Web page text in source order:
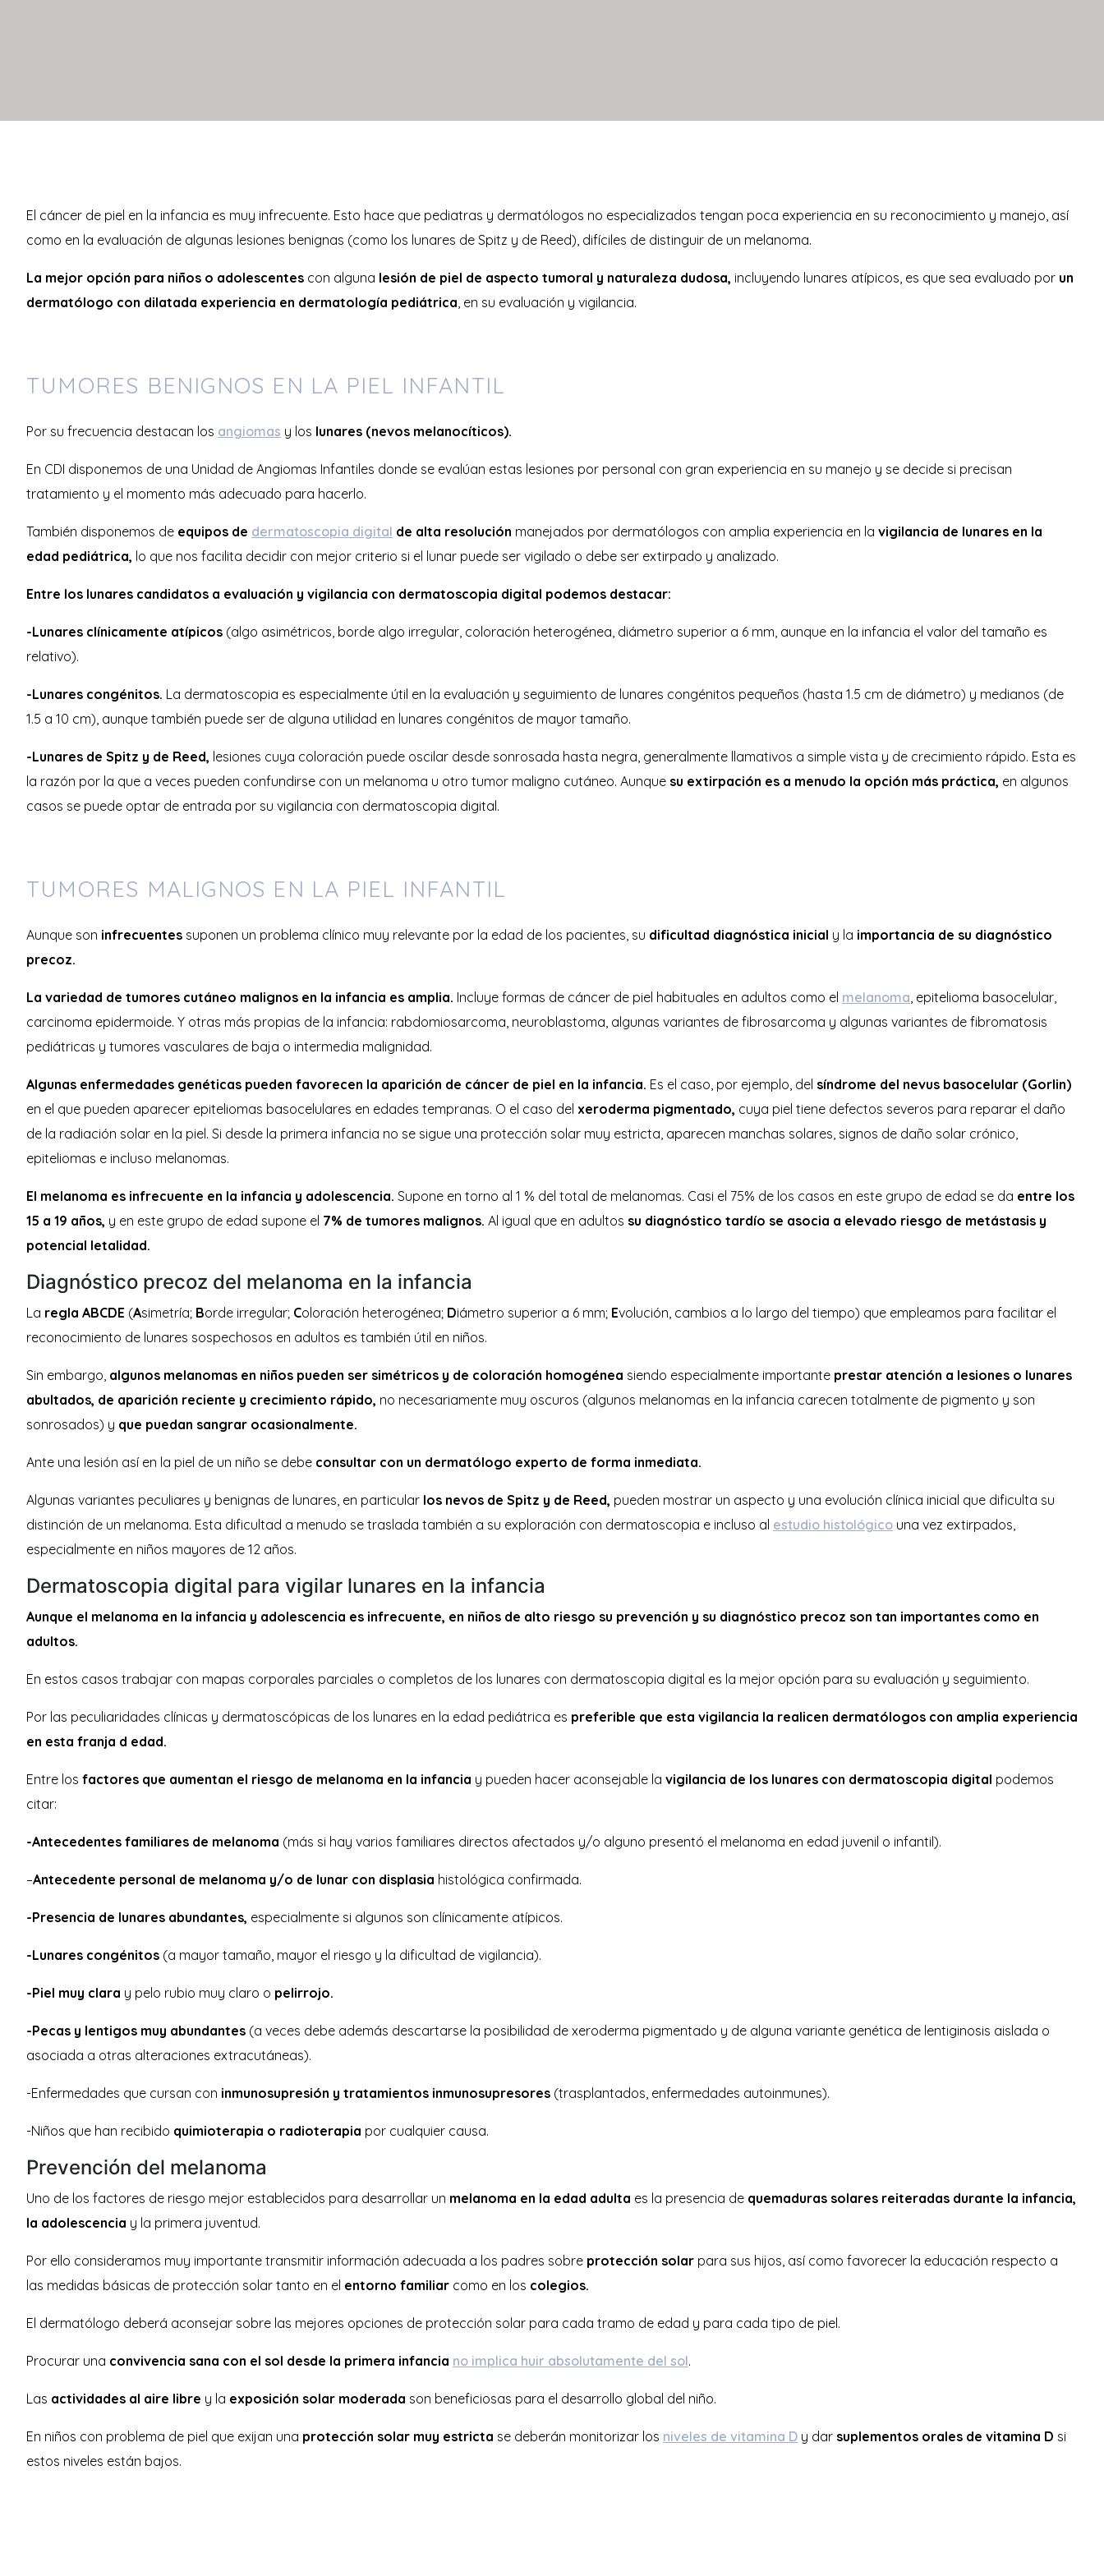
El cáncer de piel en la infancia es muy infrecuente. Esto hace que pediatras y dermatólogos no especializados tengan poca experiencia en su reconocimiento y manejo, así
como en la evaluación de algunas lesiones benignas (como los lunares de Spitz y de Reed), difíciles de distinguir de un melanoma.
La mejor opción para niños o adolescentes con alguna lesión de piel de aspecto tumoral y naturaleza dudosa, incluyendo lunares atípicos, es que sea evaluado por un
dermatólogo con dilatada experiencia en dermatología pediátrica, en su evaluación y vigilancia.
TUMORES BENIGNOS EN LA PIEL INFANTIL
Por su frecuencia destacan los angiomas y los lunares (nevos melanocíticos).
En CDI disponemos de una Unidad de Angiomas Infantiles donde se evalúan estas lesiones por personal con gran experiencia en su manejo y se decide si precisan
tratamiento y el momento más adecuado para hacerlo.
También disponemos de equipos de dermatoscopia digital de alta resolución manejados por dermatólogos con amplia experiencia en la vigilancia de lunares en la
edad pediátrica, lo que nos facilita decidir con mejor criterio si el lunar puede ser vigilado o debe ser extirpado y analizado.
Entre los lunares candidatos a evaluación y vigilancia con dermatoscopia digital podemos destacar:
-Lunares clínicamente atípicos (algo asimétricos, borde algo irregular, coloración heterogénea, diámetro superior a 6 mm, aunque en la infancia el valor del tamaño es
relativo).
-Lunares congénitos. La dermatoscopia es especialmente útil en la evaluación y seguimiento de lunares congénitos pequeños (hasta 1.5 cm de diámetro) y medianos (de
1.5 a 10 cm), aunque también puede ser de alguna utilidad en lunares congénitos de mayor tamaño.
-Lunares de Spitz y de Reed, lesiones cuya coloración puede oscilar desde sonrosada hasta negra, generalmente llamativos a simple vista y de crecimiento rápido. Esta es
la razón por la que a veces pueden confundirse con un melanoma u otro tumor maligno cutáneo. Aunque su extirpación es a menudo la opción más práctica, en algunos
casos se puede optar de entrada por su vigilancia con dermatoscopia digital.
TUMORES MALIGNOS EN LA PIEL INFANTIL
Aunque son infrecuentes suponen un problema clínico muy relevante por la edad de los pacientes, su dificultad diagnóstica inicial y la importancia de su diagnóstico
precoz.
La variedad de tumores cutáneo malignos en la infancia es amplia. Incluye formas de cáncer de piel habituales en adultos como el melanoma, epitelioma basocelular,
carcinoma epidermoide. Y otras más propias de la infancia: rabdomiosarcoma, neuroblastoma, algunas variantes de fibrosarcoma y algunas variantes de fibromatosis
pediátricas y tumores vasculares de baja o intermedia malignidad.
Algunas enfermedades genéticas pueden favorecen la aparición de cáncer de piel en la infancia. Es el caso, por ejemplo, del síndrome del nevus basocelular (Gorlin)
en el que pueden aparecer epiteliomas basocelulares en edades tempranas. O el caso del xeroderma pigmentado, cuya piel tiene defectos severos para reparar el daño
de la radiación solar en la piel. Si desde la primera infancia no se sigue una protección solar muy estricta, aparecen manchas solares, signos de daño solar crónico,
epiteliomas e incluso melanomas.
El melanoma es infrecuente en la infancia y adolescencia. Supone en torno al 1 % del total de melanomas. Casi el 75% de los casos en este grupo de edad se da entre los
15 a 19 años, y en este grupo de edad supone el 7% de tumores malignos. Al igual que en adultos su diagnóstico tardío se asocia a elevado riesgo de metástasis y
potencial letalidad.
Diagnóstico precoz del melanoma en la infancia
La regla ABCDE (Asimetría; Borde irregular; Coloración heterogénea; Diámetro superior a 6 mm; Evolución, cambios a lo largo del tiempo) que empleamos para facilitar el
reconocimiento de lunares sospechosos en adultos es también útil en niños.
Sin embargo, algunos melanomas en niños pueden ser simétricos y de coloración homogénea siendo especialmente importante prestar atención a lesiones o lunares
abultados, de aparición reciente y crecimiento rápido, no necesariamente muy oscuros (algunos melanomas en la infancia carecen totalmente de pigmento y son
sonrosados) y que puedan sangrar ocasionalmente.
Ante una lesión así en la piel de un niño se debe consultar con un dermatólogo experto de forma inmediata.
Algunas variantes peculiares y benignas de lunares, en particular los nevos de Spitz y de Reed, pueden mostrar un aspecto y una evolución clínica inicial que dificulta su
distinción de un melanoma. Esta dificultad a menudo se traslada también a su exploración con dermatoscopia e incluso al estudio histológico una vez extirpados,
especialmente en niños mayores de 12 años.
Dermatoscopia digital para vigilar lunares en la infancia
Aunque el melanoma en la infancia y adolescencia es infrecuente, en niños de alto riesgo su prevención y su diagnóstico precoz son tan importantes como en
adultos.
En estos casos trabajar con mapas corporales parciales o completos de los lunares con dermatoscopia digital es la mejor opción para su evaluación y seguimiento.
Por las peculiaridades clínicas y dermatoscópicas de los lunares en la edad pediátrica es preferible que esta vigilancia la realicen dermatólogos con amplia experiencia
en esta franja d edad.
Entre los factores que aumentan el riesgo de melanoma en la infancia y pueden hacer aconsejable la vigilancia de los lunares con dermatoscopia digital podemos
citar:
-Antecedentes familiares de melanoma (más si hay varios familiares directos afectados y/o alguno presentó el melanoma en edad juvenil o infantil).
–Antecedente personal de melanoma y/o de lunar con displasia histológica confirmada.
-Presencia de lunares abundantes, especialmente si algunos son clínicamente atípicos.
-Lunares congénitos (a mayor tamaño, mayor el riesgo y la dificultad de vigilancia).
-Piel muy clara y pelo rubio muy claro o pelirrojo.
-Pecas y lentigos muy abundantes (a veces debe además descartarse la posibilidad de xeroderma pigmentado y de alguna variante genética de lentiginosis aislada o
asociada a otras alteraciones extracutáneas).
-Enfermedades que cursan con inmunosupresión y tratamientos inmunosupresores (trasplantados, enfermedades autoinmunes).
-Niños que han recibido quimioterapia o radioterapia por cualquier causa.
Prevención del melanoma
Uno de los factores de riesgo mejor establecidos para desarrollar un melanoma en la edad adulta es la presencia de quemaduras solares reiteradas durante la infancia,
la adolescencia y la primera juventud.
Por ello consideramos muy importante transmitir información adecuada a los padres sobre protección solar para sus hijos, así como favorecer la educación respecto a
las medidas básicas de protección solar tanto en el entorno familiar como en los colegios.
El dermatólogo deberá aconsejar sobre las mejores opciones de protección solar para cada tramo de edad y para cada tipo de piel.
Procurar una convivencia sana con el sol desde la primera infancia no implica huir absolutamente del sol.
Las actividades al aire libre y la exposición solar moderada son beneficiosas para el desarrollo global del niño.
En niños con problema de piel que exijan una protección solar muy estricta se deberán monitorizar los niveles de vitamina D y dar suplementos orales de vitamina D si
estos niveles están bajos.